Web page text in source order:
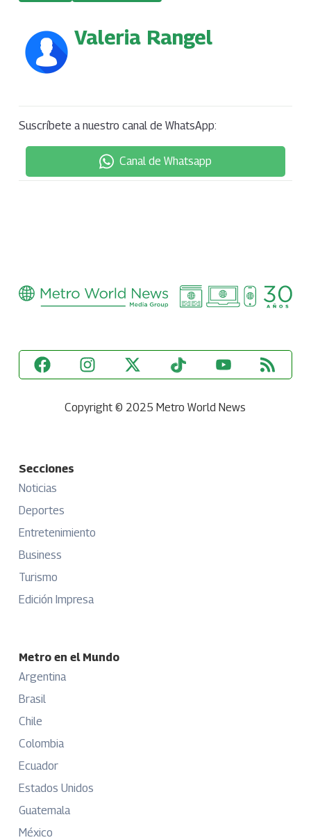
Valeria Rangel
Suscríbete a nuestro canal de WhatsApp:
Canal de Whatsapp
Copyright © 2025 Metro World News
Secciones
Noticias
Deportes
Entretenimiento
Business
Turismo
Edición Impresa
Metro en el Mundo
Argentina
Brasil
Chile
Colombia
Ecuador
Estados Unidos
Guatemala
México